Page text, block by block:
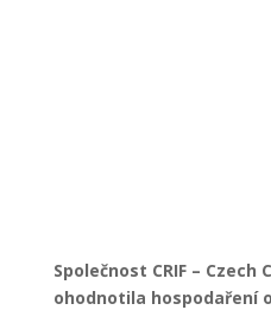
Společnost CRIF – Czech
ohodnotila hospodaření